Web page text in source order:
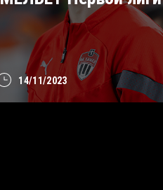
14/11/2023